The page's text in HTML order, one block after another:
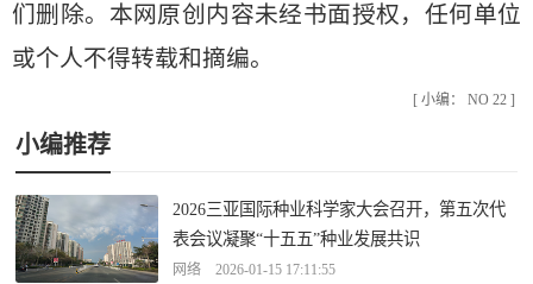
们删除。本网原创内容未经书面授权，任何单位
或个人不得转载和摘编。
[ 小编： NO 22 ]
小编推荐
2026三亚国际种业科学家大会召开，第五次代
表会议凝聚“十五五”种业发展共识
网络 2026-01-15 17:11:55